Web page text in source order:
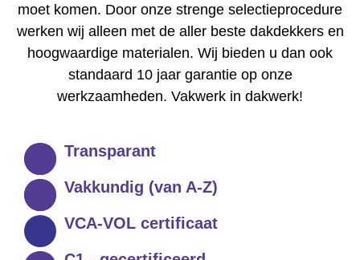
moet komen. Door onze strenge selectieprocedure
werken wij alleen met de aller beste dakdekkers en
hoogwaardige materialen. Wij bieden u dan ook
standaard 10 jaar garantie op onze
werkzaamheden. Vakwerk in dakwerk!
Transparant
Vakkundig (van A-Z)
VCA-VOL certificaat